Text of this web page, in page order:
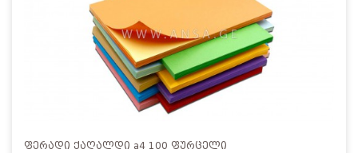
ფერადი ქაღალდი a4 100 ფურცელი